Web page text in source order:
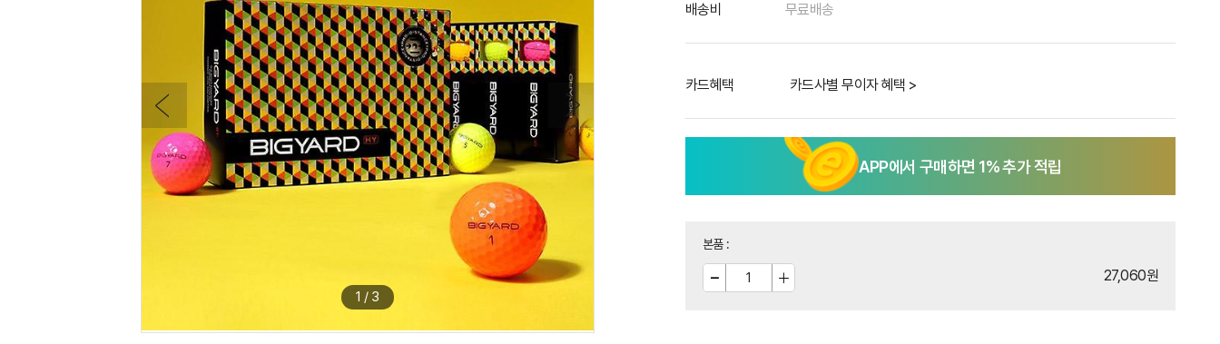
1 / 3
배송비 무료배송
카드혜택 카드사별 무이자 혜택 >
APP에서 구매하면 1% 추가 적립
본품:
27,060원